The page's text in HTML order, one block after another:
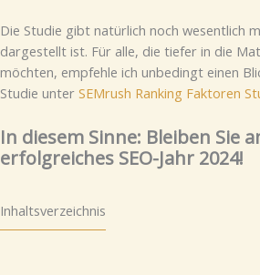
Die Studie gibt natürlich noch wesentlich
dargestellt ist. Für alle, die tiefer in die
möchten, empfehle ich unbedingt einen
Studie unter SEMrush Ranking Faktoren
In diesem Sinne: Bleiben Sie
erfolgreiches SEO-Jahr 2024!
Inhaltsverzeichnis